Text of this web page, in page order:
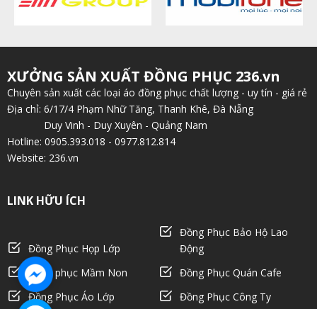
XƯỞNG SẢN XUẤT ĐỒNG PHỤC 236.vn
Chuyên sản xuất các loại áo đồng phục chất lượng - uy tín - giá rẻ
Địa chỉ: 6/17/4 Phạm Nhữ Tăng, Thanh Khê, Đà Nẵng
Duy Vinh - Duy Xuyên - Quảng Nam
Hotline: 0905.393.018 - 0977.812.814
Website: 236.vn
LINK HỮU ÍCH
Đồng Phục Họp Lớp
Đồng Phục Bảo Hộ Lao
Động
Đồng phục Mầm Non
Đồng Phục Quán Cafe
Đồng Phục Áo Lớp
Đồng Phục Công Ty